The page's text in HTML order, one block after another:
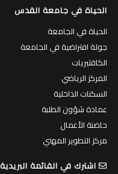
الحياة في جامعة القدس
الحياة في الجامعة
جولة افتراضية في الجامعة
الكافتيريات
المركز الرياضي
السكنات الداخلية
عمادة شؤون الطلبة
حاضنة الأعمال
مركز التطوير المهني
اشترك في القائمة البريدية